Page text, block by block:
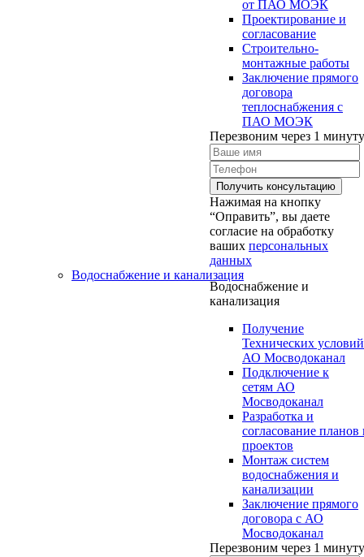
от ПАО МОЭК
Проектирование и
согласование
Строительно-
монтажные работы
Заключение прямого
договора
теплоснабжения с
ПАО МОЭК
Перезвоним через 1 минуту
Нажимая на кнопку
“Оправить”, вы даете
согласие на обработку
ваших персональных
данных
Водоснабжение и канализация
Водоснабжение и
канализация
Получение
Технических условий
АО Мосводоканал
Подключение к
сетям АО
Мосводоканал
Разработка и
согласование планов
проектов
Монтаж систем
водоснабжения и
канализации
Заключение прямого
договора с АО
Мосводоканал
Перезвоним через 1 минуту